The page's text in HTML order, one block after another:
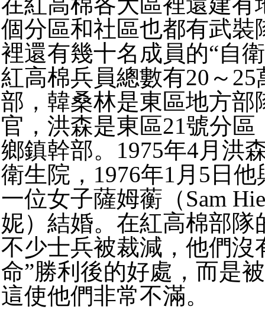
個分區和社區也都有武裝
裡還有幾十名成員的“自
紅高棉兵員總數有20～25
部，韓桑林是東區地方部
官，洪森是東區21號分區
鄉鎮幹部。1975年4月洪
衛生院，1976年1月5日
一位女子薩姆蘅（Sam
妮）結婚。在紅高棉部隊
不少士兵被裁減，他們沒
命”勝利後的好處，而是
這使他們非常不滿。